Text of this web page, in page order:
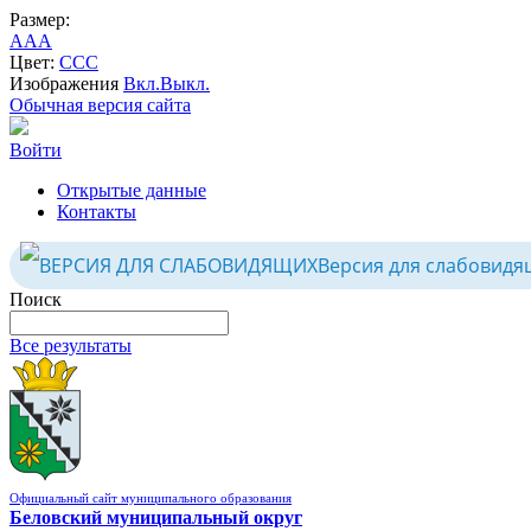
Размер:
AAA
Цвет: CCC
Изображения Вкл.Выкл.
Обычная версия сайта
Войти
Открытые данные
Контакты
Версия для
Поиск
Все результаты
Официальный сайт муниципального образования
Беловский муниципальный округ